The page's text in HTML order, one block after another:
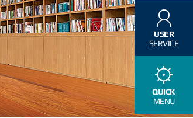
USER
SERVICE
QUICK
MENU